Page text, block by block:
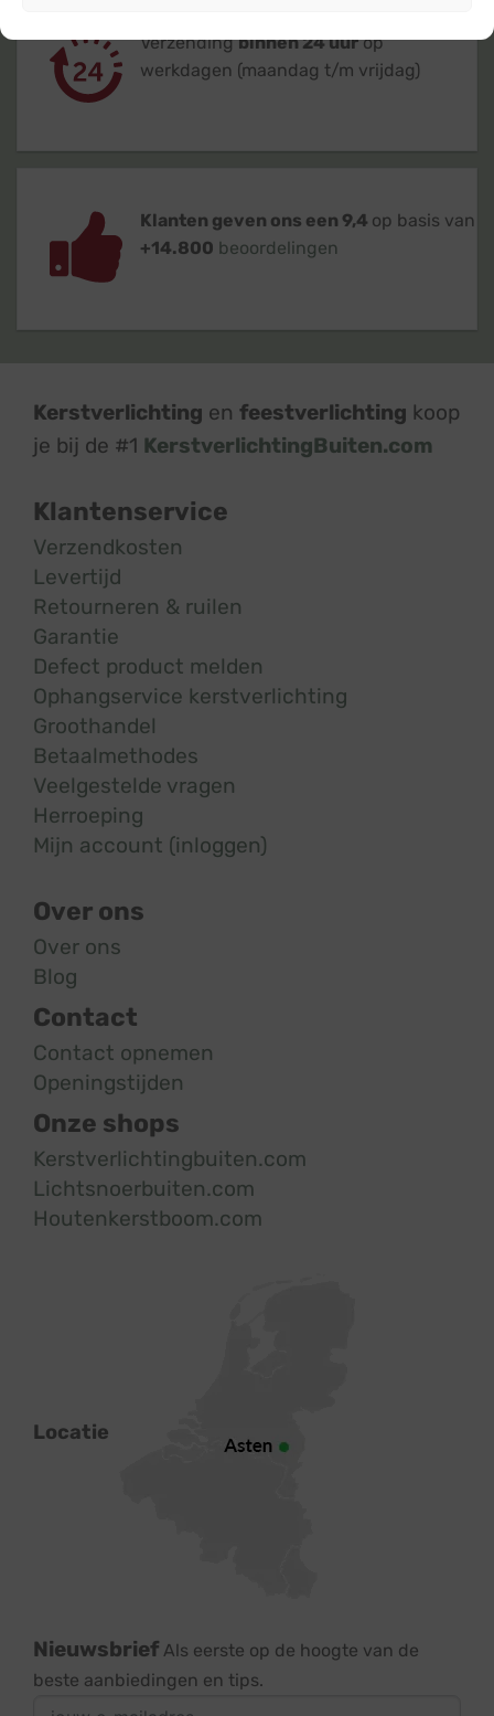
Verzendingbinnen 24 uurop
werkdagen (maandag t/m vrijdag)
Klanten geven ons een 9,4 op basis van
+14.800 beoordelingen
Kerstverlichting en feestverlichting koop
je bij de #1 KerstverlichtingBuiten.com
Klantenservice
Verzendkosten
Levertijd
Retourneren & ruilen
Garantie
Defect product melden
Ophangservice kerstverlichting
Groothandel
Betaalmethodes
Veelgestelde vragen
Herroeping
Mijn account (inloggen)
Over ons
Over ons
Blog
Contact
Contact opnemen
Openingstijden
Onze shops
Kerstverlichtingbuiten.com
Lichtsnoerbuiten.com
Houtenkerstboom.com
Locatie
Nieuwsbrief Als eerste op de hoogte van de
beste aanbiedingen en tips.